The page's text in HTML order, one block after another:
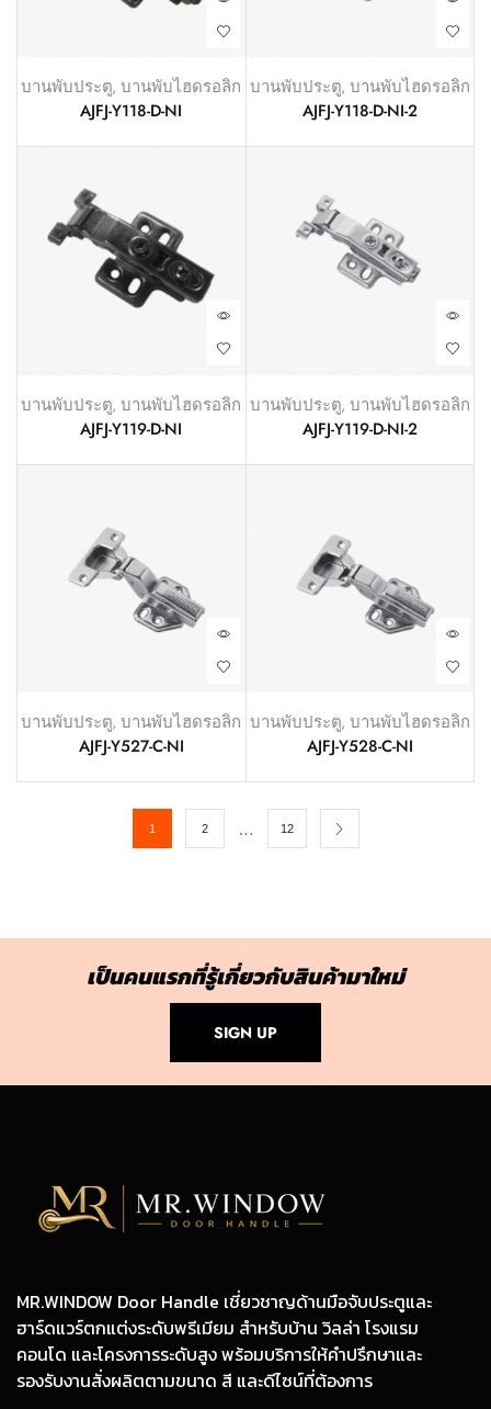
บานพับประตู,บานพับไฮดรอลิก
AJFJ-Y118-D-NI
บานพับประตู, บานพับไฮดรอลิก
AJFJ-Y118-D-NI-2
บานพับประตู,บานพับไฮดรอลิก
AJFJ-Y119-D-NI
บานพับประตู, บานพับไฮดรอลิก
AJFJ-Y119-D-NI-2
บานพับประตู,บานพับไฮดรอลิก
AJFJ-Y527-C-NI
บานพับประตู, บานพับไฮดรอลิก
AJFJ-Y528-C-NI
1 2 … 12
เป็นคนแรกที่รู้เกี่ยวกับสินค้ามาใหม่
SIGN UP
MR.WINDOW Door Handle เชี่ยวชาญด้านมือจับประตูและ
ฮาร์ดแวร์ตกแต่งระดับพรีเมียม สำหรับบ้าน วิลล่า โรงแรม
คอนโด และโครงการระดับสูง พร้อมบริการให้คำปรึกษาและ
รองรับงานสั่งผลิตตามขนาด สี และดีไซน์ที่ต้องการ